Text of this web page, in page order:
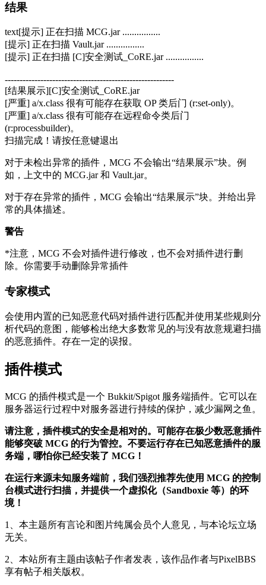
结果
text[提示] 正在扫描 MCG.jar ................
[提示] 正在扫描 Vault.jar ................
[提示] 正在扫描 [C]安全测试_CoRE.jar ................
---------------------------------------------------------
[结果展示][C]安全测试_CoRE.jar
[严重] a/x.class 很有可能存在获取 OP 类后门 (r:set-only)。
[严重] a/x.class 很有可能存在远程命令类后门
(r:processbuilder)。
扫描完成！请按任意键退出
对于未检出异常的插件，MCG 不会输出“结果展示”块。例
如，上文中的 MCG.jar 和 Vault.jar。
对于存在异常的插件，MCG 会输出“结果展示”块。并给出异
常的具体描述。
警告
*注意，MCG 不会对插件进行修改，也不会对插件进行删
除。你需要手动删除异常插件
专家模式
会使用内置的已知恶意代码对插件进行匹配并使用某些规则分
析代码的意图，能够检出绝大多数常见的与没有故意规避扫描
的恶意插件。存在一定的误报。
插件模式
MCG 的插件模式是一个 Bukkit/Spigot 服务端插件。它可以在
服务器运行过程中对服务器进行持续的保护，减少漏网之鱼。
请注意，插件模式的安全是相对的。可能存在极少数恶意插件
能够突破 MCG 的行为管控。不要运行存在已知恶意插件的服
务端，哪怕你已经安装了 MCG！
在运行来源未知服务端前，我们强烈推荐先使用 MCG 的控制
台模式进行扫描，并提供一个虚拟化（Sandboxie 等）的环
境！
1、本主题所有言论和图片纯属会员个人意见，与本论坛立场
无关。
2、本站所有主题由该帖子作者发表，该作品作者与PixelBBS
享有帖子相关版权。